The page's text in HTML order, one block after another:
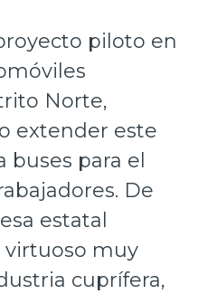
piloto en
Norte,
extender este
para el
De
estatal
virtuoso muy
cuprífera,